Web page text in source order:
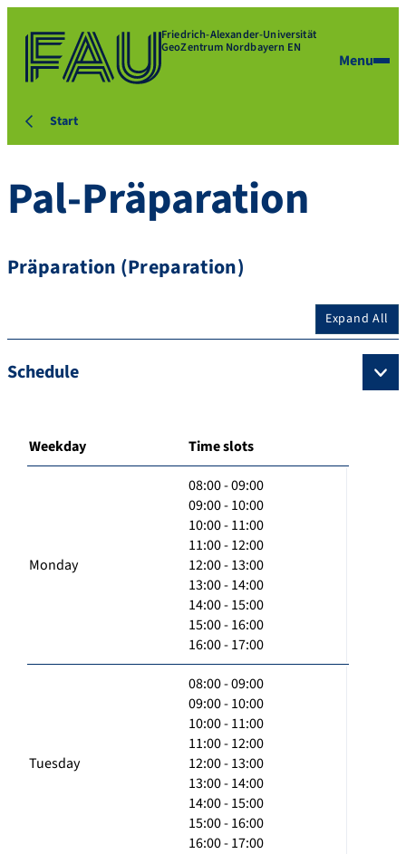
Friedrich-Alexander-Universität
GeoZentrum Nordbayern EN
Menu
Start
Pal-Präparation
Präparation (Preparation)
Expand All
Schedule
Weekday Time slots
Monday
08:00 - 09:00
09:00 - 10:00
10:00 - 11:00
11:00 - 12:00
12:00 - 13:00
13:00 - 14:00
14:00 - 15:00
15:00 - 16:00
16:00 - 17:00
Tuesday
08:00 - 09:00
09:00 - 10:00
10:00 - 11:00
11:00 - 12:00
12:00 - 13:00
13:00 - 14:00
14:00 - 15:00
15:00 - 16:00
16:00 - 17:00